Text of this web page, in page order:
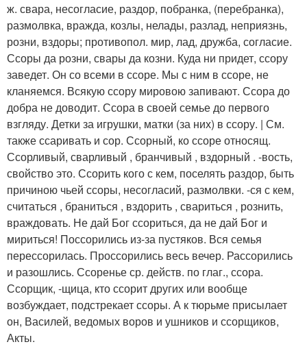
ж. свара, несогласие, раздор, побранка, (перебранка),
размолвка, вражда, козлы, нелады, разлад, неприязнь,
розни, вздоры; противопол. мир, лад, дружба, согласие.
Ссоры да розни, свары да козни. Куда ни придет, ссору
заведет. Он со всеми в ссоре. Мы с ним в ссоре, не
кланяемся. Всякую ссору мировою запивают. Ссора до
добра не доводит. Ссора в своей семье до первого
взгляду. Детки за игрушки, матки (за них) в ссору. | См.
также ссаривать и сор. Ссорный, ко ссоре относящ.
Ссорливый, сварливый , бранчивый , вздорный . -вость,
свойство это. Ссорить кого с кем, поселять раздор, быть
причиною чьей ссоры, несогласий, размолвки. -ся с кем,
считаться , браниться , вздорить , свариться , рознить,
враждовать. Не дай Бог ссориться, да не дай Бог и
мириться! Поссорились из-за пустяков. Вся семья
перессорилась. Проссорились весь вечер. Рассорились
и разошлись. Ссоренье ср. действ. по глаг., ссора.
Ссорщик, -щица, кто ссорит других или вообще
возбуждает, подстрекает ссоры. А к тюрьме присылает
он, Василей, ведомых воров и ушников и ссорщиков,
Акты.